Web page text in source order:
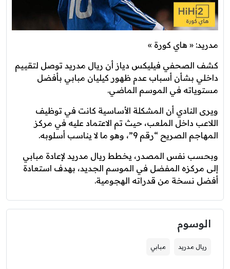
مدريد: « هاي كورة »
كشف الصحفي فيليكس دياز أن ريال مدريد توصل لتقييم
داخلي بشأن أسباب عدم ظهور كيليان مبابي بأفضل
مستوياته في الموسم الماضي.
ويرى النادي أن المشكلة الأساسية كانت في توظيف
اللاعب داخل الملعب، حيث تم الاعتماد عليه في مركز
المهاجم الصريح “رقم 9”، وهو ما لا يناسب أسلوبه.
وبحسب نفس المصدر، يخطط ريال مدريد لإعادة مبابي
إلى مركزه المفضل في الموسم الجديد، بهدف استعادة
أفضل نسخة من قدراته الهجومية.
الوسوم
ريال مدريد مبابي